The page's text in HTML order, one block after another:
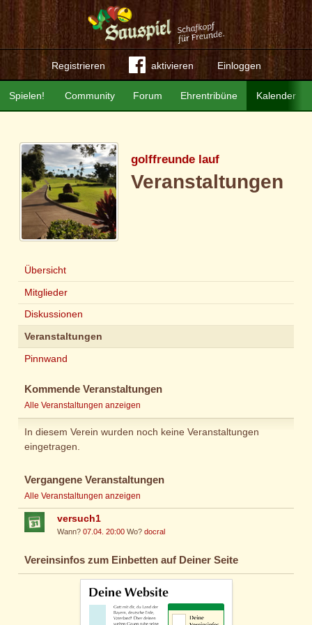
Registrieren aktivieren Einloggen
Community Forum Ehrentribüne Kalender
Spielen!
golffreunde lauf
Veranstaltungen
Übersicht
Mitglieder
Diskussionen
Veranstaltungen
Pinnwand
Kommende Veranstaltungen
Alle Veranstaltungen anzeigen
In diesem Verein wurden noch keine Veranstaltungen
eingetragen.
Vergangene Veranstaltungen
Alle Veranstaltungen anzeigen
versuch1
Wann?07.04. 20:00 Wo?docral
Vereinsinfos zum Einbetten auf Deiner Seite